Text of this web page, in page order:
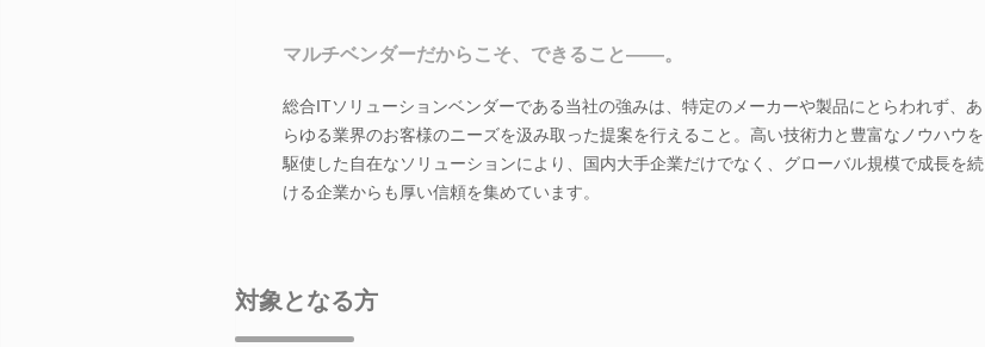
マルチベンダーだからこそ、できること――。
総合ITソリューションベンダーである当社の強みは、特定のメーカーや製品にとらわれず、あ
らゆる業界のお客様のニーズを汲み取った提案を行えること。高い技術力と豊富なノウハウを
駆使した自在なソリューションにより、国内大手企業だけでなく、グローバル規模で成長を続
ける企業からも厚い信頼を集めています。
対象となる方